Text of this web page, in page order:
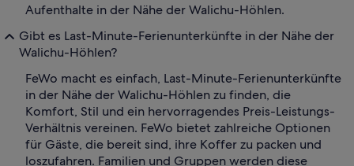
Aufenthalte in der Nähe der Walichu-Höhlen.
Gibt es Last-Minute-Ferienunterkünfte in der Nähe der
Walichu-Höhlen?
FeWo macht es einfach, Last-Minute-Ferienunterkünfte
in der Nähe der Walichu-Höhlen zu finden, die
Komfort, Stil und ein hervorragendes Preis-Leistungs-
Verhältnis vereinen. FeWo bietet zahlreiche Optionen
für Gäste, die bereit sind, ihre Koffer zu packen und
loszufahren. Familien und Gruppen werden diese